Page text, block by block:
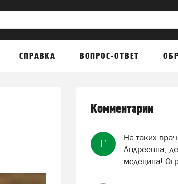
СПРАВКА ВОПРОС-ОТВЕТ
Комментарии
Г
На таких
Андреевна,
медецина!